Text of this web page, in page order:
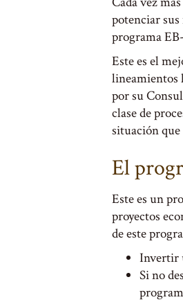
potenciar
programa
Este es el
lineamientos
por su
clase de
situación que
El
Este es un
proyectos
de este
Invertir
Si no